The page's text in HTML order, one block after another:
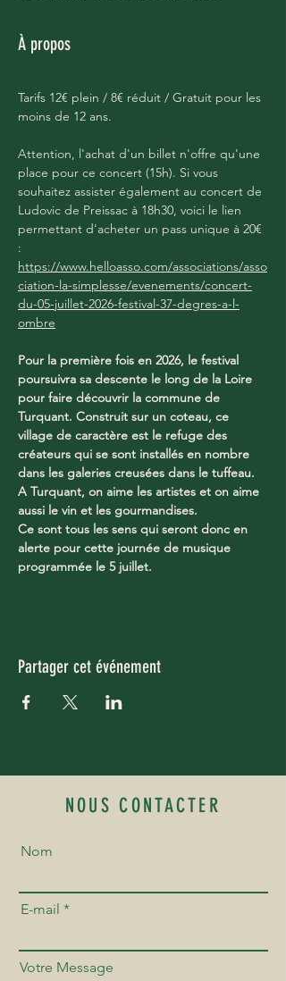
À propos
Tarifs 12€ plein / 8€ réduit / Gratuit pour les
moins de 12 ans.
Attention, l'achat d'un billet n'offre qu'une
place pour ce concert (15h). Si vous
souhaitez assister également au concert de
Ludovic de Preissac à 18h30, voici le lien
permettant d'acheter un pass unique à 20€
:
https://www.helloasso.com/associations/asso
ciation-la-simplesse/evenements/concert-
du-05-juillet-2026-festival-37-degres-a-l-
ombre
Pour la première fois en 2026, le festival
poursuivra sa descente le long de la Loire
pour faire découvrir la commune de
Turquant. Construit sur un coteau, ce
village de caractère est le refuge des
créateurs qui se sont installés en nombre
dans les galeries creusées dans le tuffeau.
A Turquant, on aime les artistes et on aime
aussi le vin et les gourmandises.
Ce sont tous les sens qui seront donc en
alerte pour cette journée de musique
programmée le 5 juillet.
Partager cet événement
NOUS CONTACTER
Nom
E-mail
Votre Message